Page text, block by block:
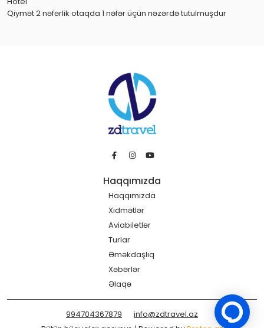
Qiymət 2 nəfərlik otaqda 1 nəfər üçün nəzərdə tutulmuşdur
Haqqımızda
Haqqımızda
Xidmətlər
Aviabiletlər
Turlar
Əməkdaşlıq
Xəbərlər
Əlaqə
994704367879 info@zdtravel.az